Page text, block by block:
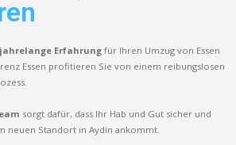
jahrelange Erfahrung für Ihren Umzug von Essen
Essen profitieren Sie von einem reibungslosen
sorgt dafür, dass Ihr Hab und Gut sicher und
neuen Standort in Aydin ankommt.